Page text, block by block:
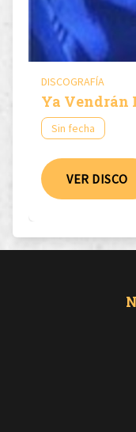
DISCOGRAFÍA
Ya Vendrán
Sin fecha
VER DISCO